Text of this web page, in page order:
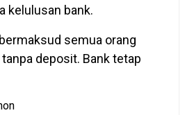
kelulusan bank.
semua orang
deposit. Bank tetap